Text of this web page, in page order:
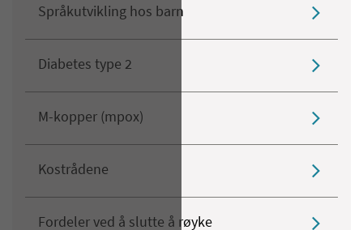
Språkutvikling hos barn
Diabetes type 2
M-kopper (mpox)
Kostrådene
Fordeler ved å slutte å røyke